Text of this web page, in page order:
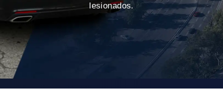
lesionados.